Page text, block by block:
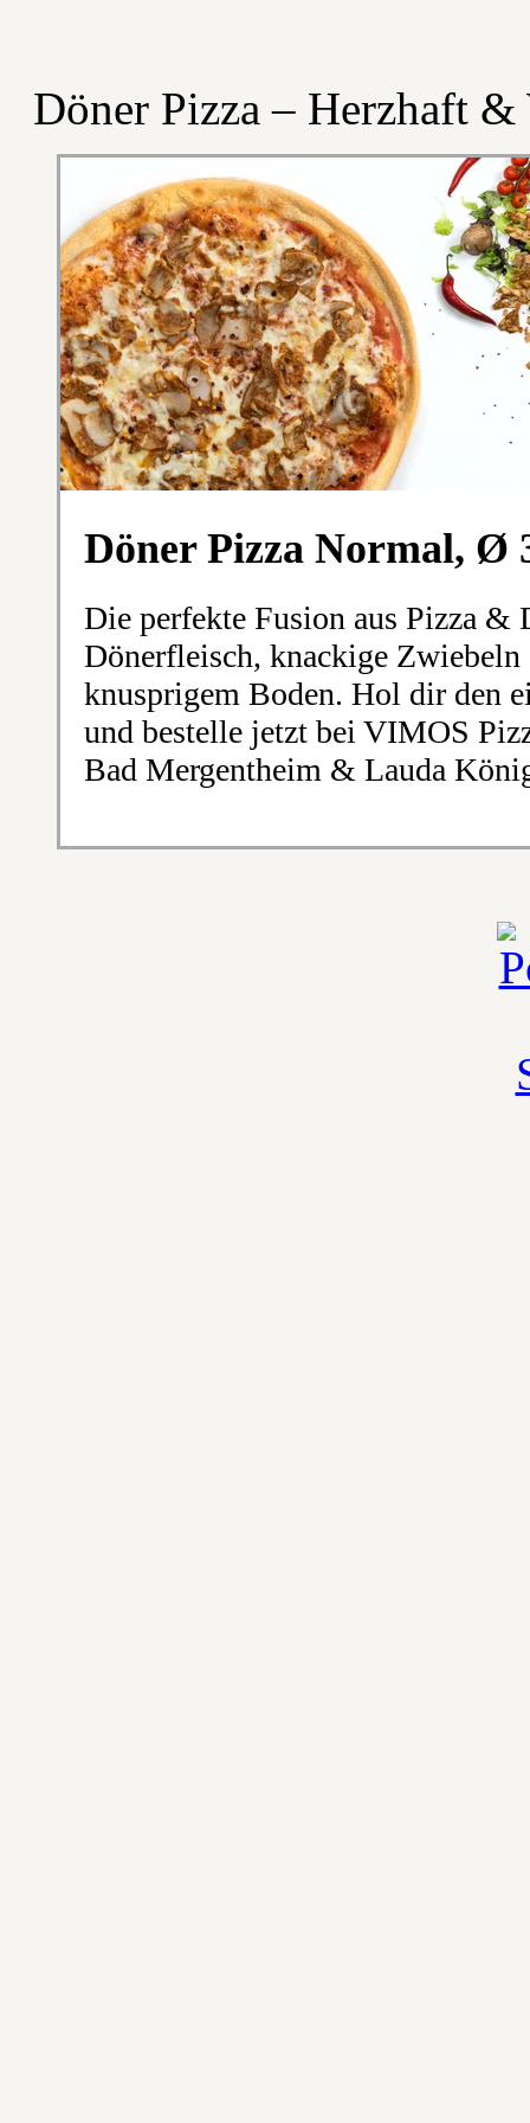
Döner Pizza – Herzhaft
Döner Pizza Normal, Ø
Die perfekte Fusion aus Pizza &
Dönerfleisch, knackige
knusprigem Boden. Hol dir den
und bestelle jetzt bei VIMOS
Bad Mergentheim & Lauda